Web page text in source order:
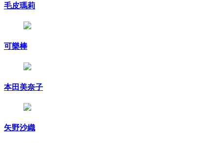
毛皮瑪莉
可樂棒
本田美奈子
矢野沙織